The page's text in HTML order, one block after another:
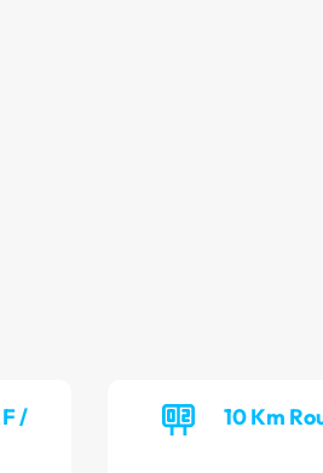
/
10 Km